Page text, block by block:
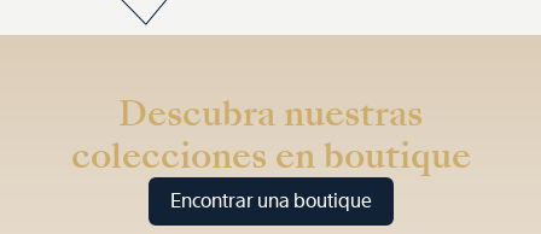
Descubra nuestras
colecciones en boutique
Encontrar una boutique